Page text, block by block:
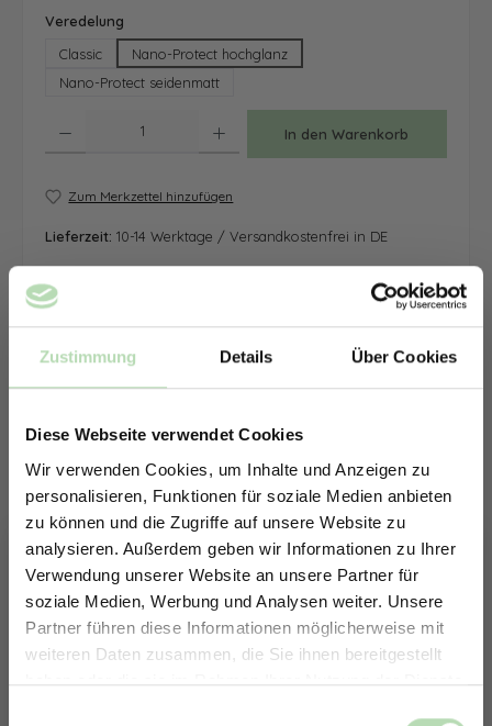
Zustimmung Details Über Cookies
Diese Webseite verwendet Cookies
Wir verwenden Cookies, um Inhalte und Anzeigen zu
personalisieren, Funktionen für soziale Medien anbieten
zu können und die Zugriffe auf unsere Website zu
analysieren. Außerdem geben wir Informationen zu Ihrer
Verwendung unserer Website an unsere Partner für
soziale Medien, Werbung und Analysen weiter. Unsere
Partner führen diese Informationen möglicherweise mit
weiteren Daten zusammen, die Sie ihnen bereitgestellt
haben oder die sie im Rahmen Ihrer Nutzung der Dienste
Veredelung
Classic
Nano-Protect hochglanz
Nano-Protect seidenmatt
In den Warenkorb
Zum Merkzettel hinzufügen
Lieferzeit: 10-14 Werktage / Versandkostenfrei in DE
ERHALTE 5% RABATT AUF
DEINE RÜCKWÄNDE